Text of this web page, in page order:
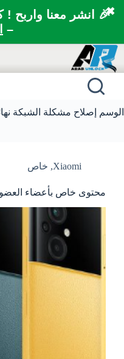
🎉 انشر معنا واربح
–
✖
التجاوز
إلى
المحتوى
الوسم إصلاح مشكلة الشبكة
Xiaomi
, خاص
محتوى خاص بأعضاء